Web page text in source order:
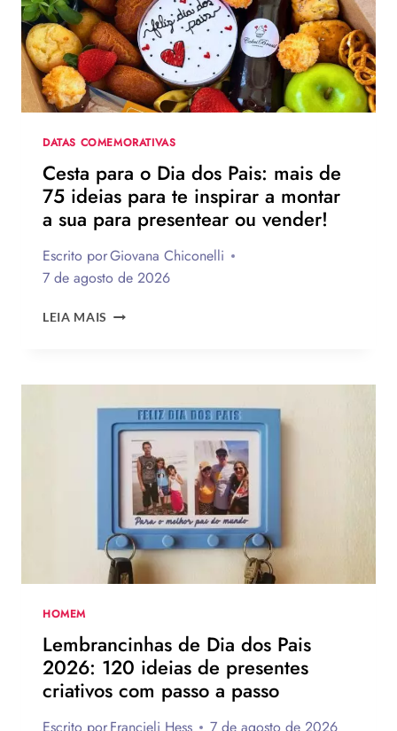
VEJA
130
FRASES
EMOCIONANTES
PARA
HOMENAGEAR
DATA
DATAS COMEMORATIVAS
Cesta para o Dia dos Pais: mais de
75 ideias para te inspirar a montar
a sua para presentear ou vender!
Escrito porGiovana Chiconelli
7 de agosto de 2026
LEIA MAIS CESTA
DOS
PAIS:
MAIS
IDEIAS
INSPIRAR
A
MONTAR
PRESENTEAR
OU
VENDER!
HOMEM
Lembrancinhas de Dia dos Pais
2026: 120 ideias de presentes
criativos com passo a passo